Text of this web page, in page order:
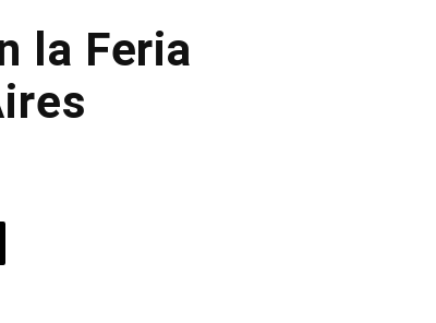
la Feria